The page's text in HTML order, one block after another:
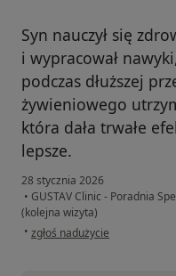
Syn nauczył się
i wypracował
podczas dłuższej
żywieniowego
która dała trwałe
lepsze.
28 stycznia 2026
• GUSTAV Clinic - Poradnia
(kolejna wizyta)
• w opinii użytkownika Monika
zgłoś nadużycie